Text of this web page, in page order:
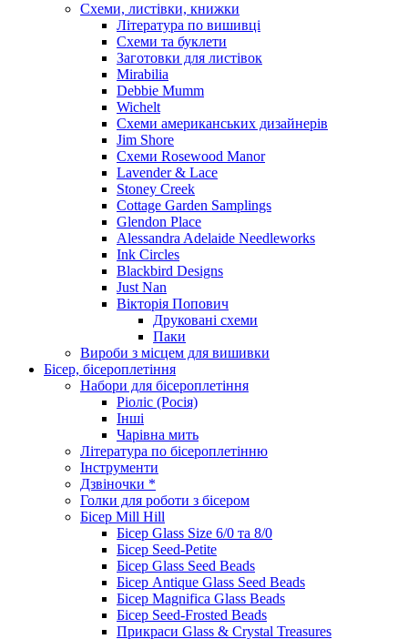
Схеми, листівки, книжки
Література по вишивці
Схеми та буклети
Заготовки для листівок
Mirabilia
Debbie Mumm
Wichelt
Схеми американських дизайнерів
Jim Shore
Cхеми Rosewood Manor
Lavender & Lace
Stoney Creek
Cottage Garden Samplings
Glendon Place
Alessandra Adelaide Needleworks
Ink Circles
Blackbird Designs
Just Nan
Вікторія Попович
Друковані схеми
Паки
Вироби з місцем для вишивки
Бісер, бісероплетіння
Набори для бісероплетіння
Ріоліс (Росія)
Інші
Чарівна мить
Література по бісероплетінню
Інструменти
Дзвіночки *
Голки для роботи з бісером
Бісер Mill Hill
Бісер Glass Size 6/0 та 8/0
Бісер Seed-Petite
Бісер Glass Seed Beads
Бісер Antique Glass Seed Beads
Бісер Magnifica Glass Beads
Бісер Seed-Frosted Beads
Прикраси Glass & Crystal Treasures